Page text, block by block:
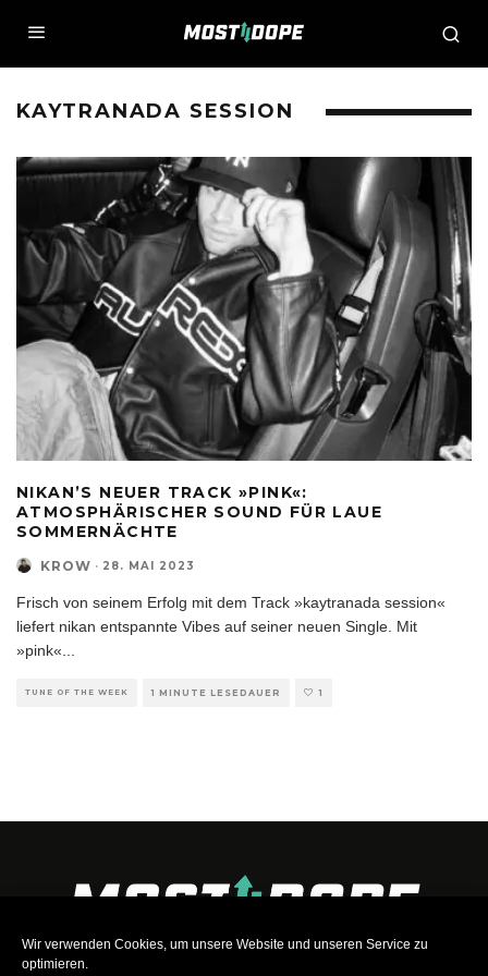
Wir verwenden Cookies, um unsere Website und unseren Service zu
optimieren.
KAYTRANADA SESSION
NIKAN’S NEUER TRACK »PINK«:
ATMOSPHÄRISCHER SOUND FÜR LAUE
SOMMERNÄCHTE
KROW · 28. MAI 2023
Frisch von seinem Erfolg mit dem Track »kaytranada session«
liefert nikan entspannte Vibes auf seiner neuen Single. Mit
»pink«
TUNE OF THE WEEK 1 MINUTE LESEDAUER 1